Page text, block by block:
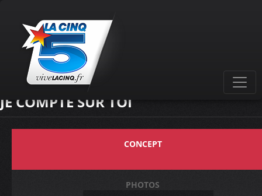
JE COMPTE SUR TOI
CONCEPT
PHOTOS